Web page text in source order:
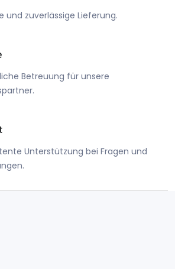
und zuverlässige Lieferung.
Betreuung für unsere
Unterstützung bei Fragen und